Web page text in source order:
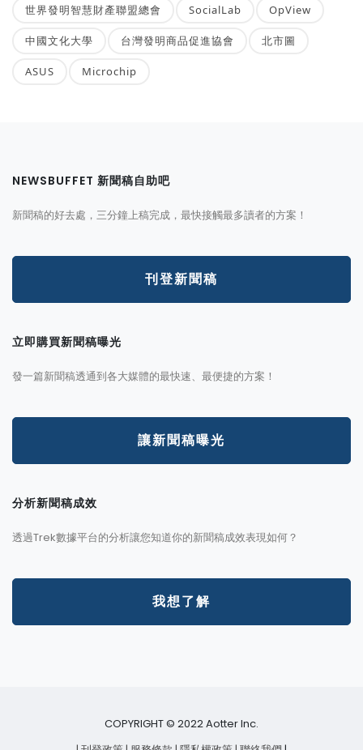
世界發明智慧財產聯盟總會 SocialLab OpView
中國文化大學 台灣發明商品促進協會 北市圖
ASUS Microchip
NEWSBUFFET 新聞稿自助吧
新聞稿的好去處，三分鐘上稿完成，最快接觸最多讀者的方案！
刊登新聞稿
立即購買新聞稿曝光
發一篇新聞稿透通到各大媒體的最快速、最便捷的方案！
讓新聞稿曝光
分析新聞稿成效
透過Trek數據平台的分析讓您知道你的新聞稿成效表現如何？
我想了解
COPYRIGHT © 2022 Aotter Inc.